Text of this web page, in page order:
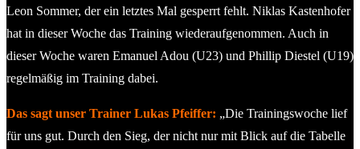
Leon Sommer, der ein letztes Mal gesperrt fehlt. Niklas Kastenhofer
hat in dieser Woche das Training wiederaufgenommen. Auch in
dieser Woche waren Emanuel Adou (U23) und Phillip Diestel (U19)
regelmäßig im Training dabei.
Das sagt unser Trainer Lukas Pfeiffer: „Die Trainingswoche lief
für uns gut. Durch den Sieg, der nicht nur mit Blick auf die Tabelle